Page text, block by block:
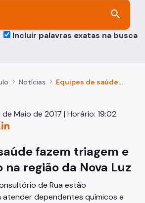
search
Incluir palavras exatas na busca
Notícias Equipes de saúde fazem triagem e acolhimento na região da Nova Luz
Maio de 2017 | Horário: 19:02
fazem triagem e
região da Nova Luz
de Rua estão
dependentes químicos e